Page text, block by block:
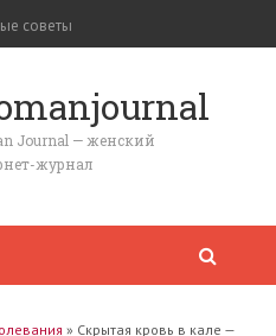
советы
Journal — женский
журнал
» Скрытая кровь в кале —